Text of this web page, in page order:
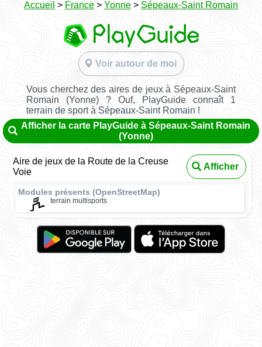
Accueil > France > Yonne > Sépeaux-Saint Romain
Voir autour de moi
Vous cherchez des aires de jeux à Sépeaux-Saint
Romain (Yonne) ? Ouf, PlayGuide connaît 1
terrain de sport à Sépeaux-Saint Romain !
Afficher la carte PlayGuide à Sépeaux-Saint Romain
(Yonne)
Aire de jeux de la Route de la Creuse
Voie
Afficher
Modules présents (OpenStreetMap)
terrain multisports